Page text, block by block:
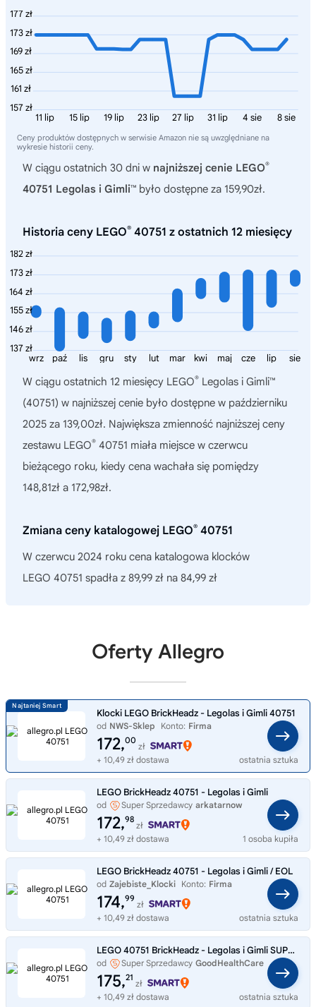
177 zł
173 zł
169 zł
165 zł
161 zł
157 zł
8 sie
4 sie
31 lip
27 lip
23 lip
19 lip
15 lip
11 lip
Ceny produktów dostępnych w serwisie Amazon nie są uwzględniane na
wykresie historii ceny.
W ciągu ostatnich 30 dni w najniższej cenie LEGO®
40751 Legolas i Gimli™ było dostępne za 159,90zł.
Historia ceny LEGO® 40751 z ostatnich 12 miesięcy
182 zł
173 zł
164 zł
155 zł
146 zł
137 zł
sie
lip
cze
maj
kwi
mar
lut
sty
gru
lis
paź
wrz
W ciągu ostatnich 12 miesięcy LEGO® Legolas i Gimli™
(40751) w najniższej cenie było dostępne w październiku
2025 za 139,00zł. Największa zmienność najniższej ceny
zestawu LEGO® 40751 miała miejsce w czerwcu
bieżącego roku, kiedy cena wachała się pomiędzy
148,81zł a 172,98zł.
Zmiana ceny katalogowej LEGO® 40751
W czerwcu 2024 roku cena katalogowa klocków
LEGO 40751 spadła z 89,99 zł na 84,99 zł
Oferty Allegro
Klocki LEGO BrickHeadz - Legolas i Gimli 40751
od NWS-Sklep Konto: Firma
172,00
zł
+ 10,49 zł dostawa
ostatnia sztuka
LEGO BrickHeadz 40751 - Legolas i Gimli
od Super Sprzedawcy arkatarnow
172,98
zł
+ 10,49 zł dostawa
1 osoba kupiła
LEGO BrickHeadz 40751 - Legolas i Gimli / EOL
od Zajebiste_Klocki Konto: Firma
174,99
zł
+ 10,49 zł dostawa
ostatnia sztuka
LEGO 40751 BrickHeadz - Legolas i Gimli SUPER NOWE kolekcja dla fanów HIT
od Super Sprzedawcy GoodHealthCare
175,21
zł
+ 10,49 zł dostawa
ostatnia sztuka